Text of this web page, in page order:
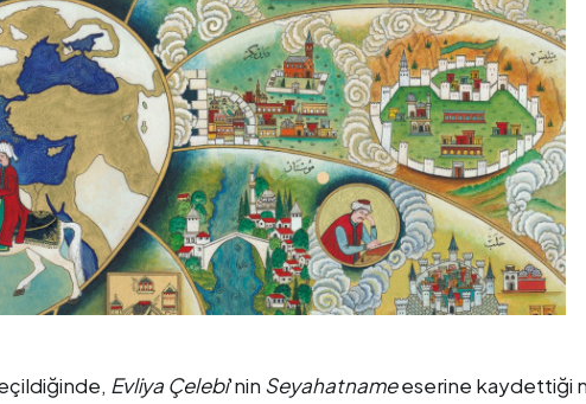
Evliya Çelebi'nin Seyahatnameeserine kaydettiği